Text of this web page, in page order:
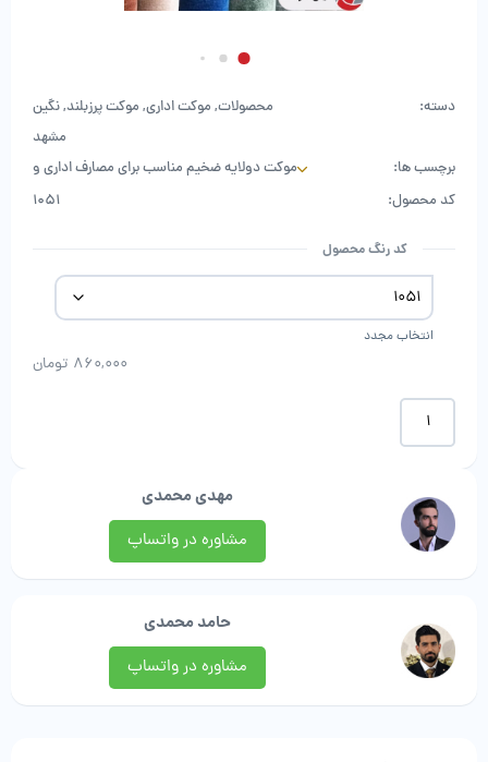
دسته: محصولات, موکت اداری, موکت پرزبلند,نگین
مشهد
برچسب ها:
موکت دولایه ضخیم مناسب برای مصارف اداری و
مسکونی
کد محصول: 1051
کد رنگ محصول
انتخاب مجدد
860,000 تومان
موکت
تافتینگ
(پرزبلند)
نگین
مشهد
عدد
مهدی محمدی
مشاوره در واتساپ
حامد محمدی
مشاوره در واتساپ